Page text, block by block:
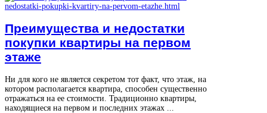
Преимущества и недостатки
покупки квартиры на первом
этаже
Ни для кого не является секретом тот факт, что этаж, на
котором располагается квартира, способен существенно
отражаться на ее стоимости. Традиционно квартиры,
находящиеся на первом и последних этажах ...